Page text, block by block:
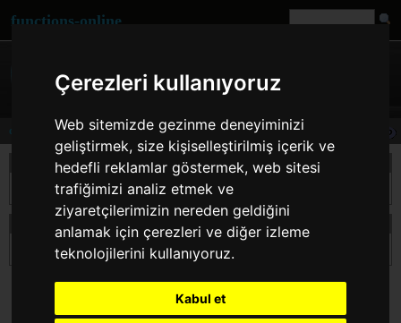
Çerezleri kullanıyoruz
Web sitemizde gezinme deneyiminizi
geliştirmek, size kişiselleştirilmiş içerik ve
hedefli reklamlar göstermek, web sitesi
trafiğimizi analiz etmek ve
ziyaretçilerimizin nereden geldiğini
anlamak için çerezleri ve diğer izleme
teknolojilerini kullanıyoruz.
Kabul et
functions-online
deg2rad
Açıklama
This function converts $number from degrees to the radian equivalent.
beyanın deg2rad
deg2rad( float $number )